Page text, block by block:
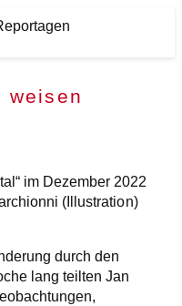
weisen
im Dezember 2022
(Illustration)
durch den
lang teilten Jan